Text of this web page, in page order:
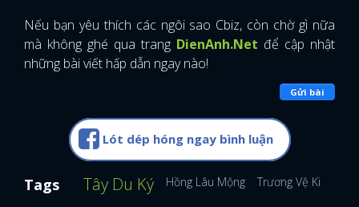
Nếu bạn yêu thích các ngôi sao Cbiz, còn chờ gì nữa
mà không ghé qua trang DienAnh.Net để cập nhật
những bài viết hấp dẫn ngay nào!
Gửi bài
Lót dép hóng ngay bình luận
Tags Tây Du Ký Hồng Lâu Mộng Trương Vệ Kiện